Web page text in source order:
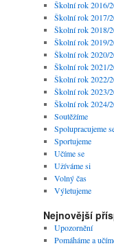
Školní rok 2016/
Školní rok 2017/
Školní rok 2018/
Školní rok 2019/
Školní rok 2020/
Školní rok 2021/
Školní rok 2022/
Školní rok 2023/
Školní rok 2024/
Soutěžíme
Spolupracujeme
Sportujeme
Učíme se
Užíváme si
Volný čas
Výletujeme
Nejnovější
Upozornění
Pomáháme a